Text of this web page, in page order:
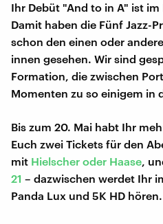
Ihr Debüt "And to in A" ist
Damit haben die Fünf Jazz-
schon den einen oder
innen gesehen. Wir sind
Formation, die zwischen
Momenten zu so einigem in
Bis zum 20. Mai habt Ihr
Euch zwei Tickets für den
mit Hielscher oder Haase,
21 – dazwischen werdet Ihr
Panda Lux und 5K HD